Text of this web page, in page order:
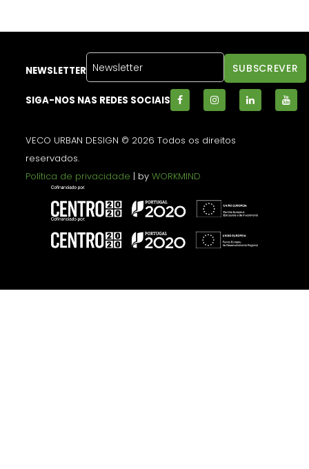
NEWSLETTER
SIGA-NOS NAS REDES SOCIAIS
VECO URBAN DESIGN © 2026 Todos os direitos
reservados.
Política de privacidade | byWORKMIND